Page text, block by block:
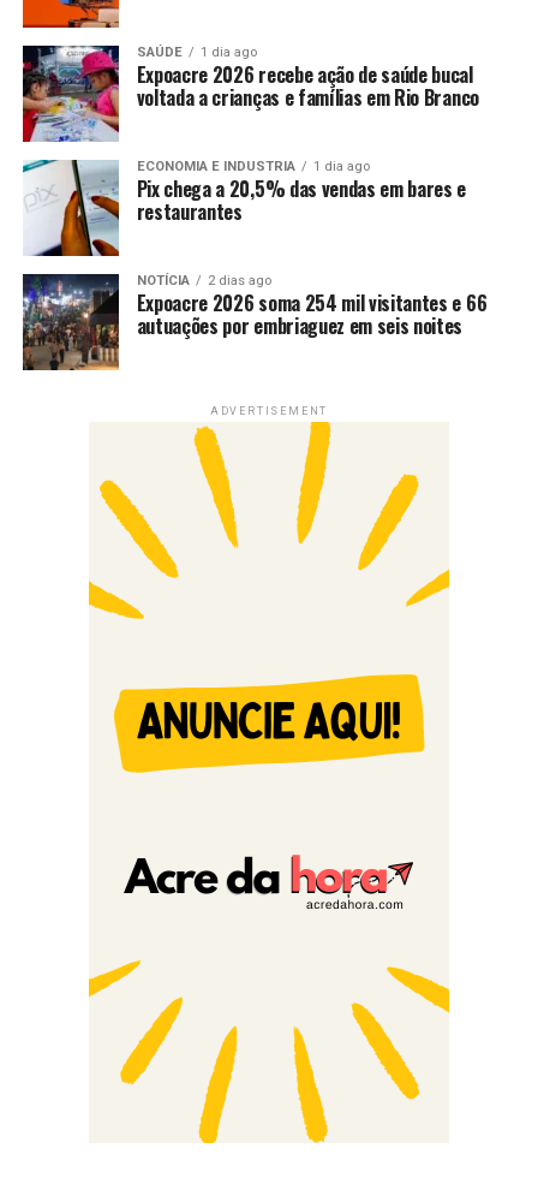
SAÚDE 1 dia ago
Expoacre 2026 recebe ação de saúde bucal
voltada a crianças e famílias em Rio Branco
ECONOMIA E INDUSTRIA 1 dia ago
Pix chega a 20,5% das vendas em bares e
restaurantes
NOTÍCIA 2 dias ago
Expoacre 2026 soma 254 mil visitantes e 66
autuações por embriaguez em seis noites
ADVERTISEMENT